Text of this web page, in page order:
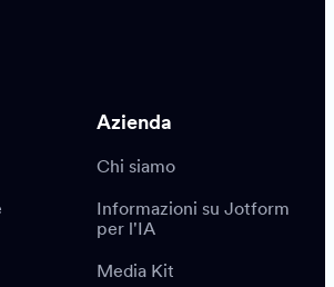
Azienda
Chi siamo
Informazioni su Jotform
per l'IA
Media Kit